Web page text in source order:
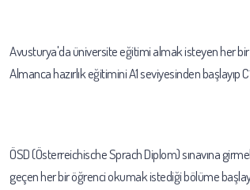
Avusturya'da üniversite eğitimi almak isteyen her bir
Almanca hazırlık eğitimini A1 seviyesinden başlayıp
ÖSD (Österreichische Sprach Diplom) sınavına
geçen her bir öğrenci okumak istediği bölüme